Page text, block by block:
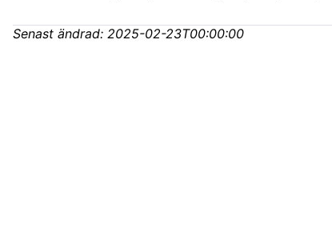
Senast ändrad: 2025-02-23T00:00:00